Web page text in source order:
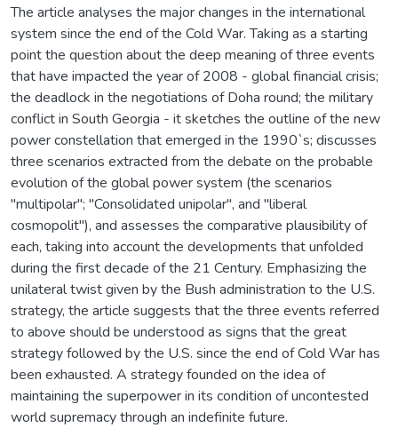
The article analyses the major changes in the international
system since the end of the Cold War. Taking as a starting
point the question about the deep meaning of three events
that have impacted the year of 2008 - global financial crisis;
the deadlock in the negotiations of Doha round; the military
conflict in South Georgia - it sketches the outline of the new
power constellation that emerged in the 1990`s; discusses
three scenarios extracted from the debate on the probable
evolution of the global power system (the scenarios
"multipolar"; "Consolidated unipolar", and "liberal
cosmopolit"), and assesses the comparative plausibility of
each, taking into account the developments that unfolded
during the first decade of the 21 Century. Emphasizing the
unilateral twist given by the Bush administration to the U.S.
strategy, the article suggests that the three events referred
to above should be understood as signs that the great
strategy followed by the U.S. since the end of Cold War has
been exhausted. A strategy founded on the idea of
maintaining the superpower in its condition of uncontested
world supremacy through an indefinite future.